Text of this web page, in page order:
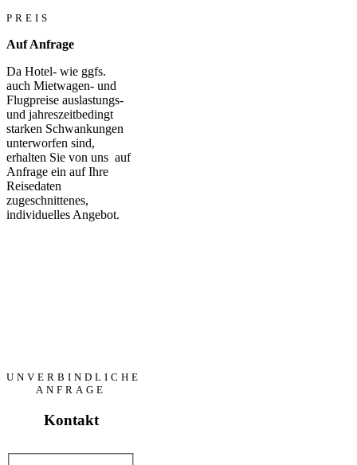
PREIS
Auf Anfrage
Da Hotel- wie ggfs.
auch Mietwagen- und
Flugpreise auslastungs-
und jahreszeitbedingt
starken Schwankungen
unterworfen sind,
erhalten Sie von uns auf
Anfrage ein auf Ihre
Reisedaten
zugeschnittenes,
individuelles Angebot.
UNVERBINDLICHE
ANFRAGE
Kontakt